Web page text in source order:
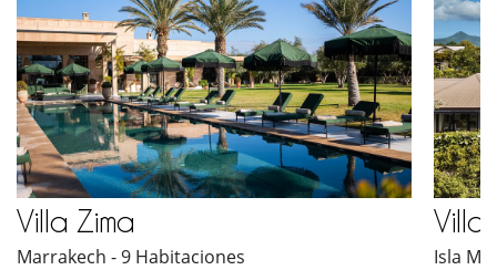
los
Santos
Villa Zima
Marrakech - 9 Habitaciones
Villa
Isla